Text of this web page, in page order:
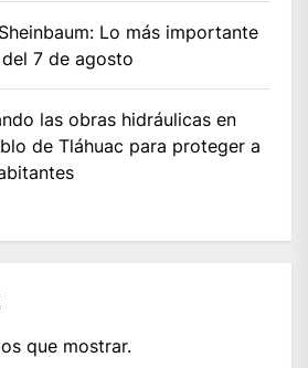
Sheinbaum: Lo más importante
7 de agosto
las obras hidráulicas en
de Tláhuac para proteger a
que mostrar.